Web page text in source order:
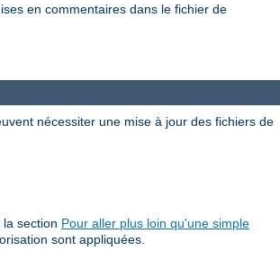
en commentaires dans le fichier de
nécessiter une mise à jour des fichiers de
section Pour aller plus loin qu'une simple
sont appliquées.